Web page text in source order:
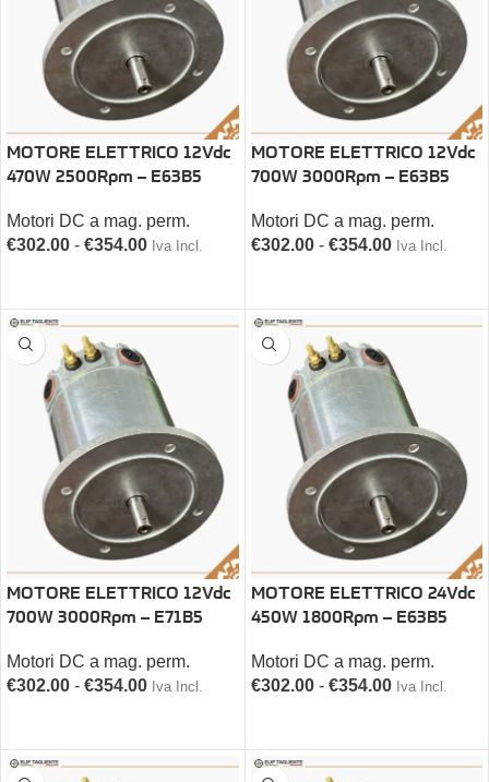
MOTORE ELETTRICO 12Vdc
470W 2500Rpm – E63B5
Motori DC a mag. perm.
€302.00 - €354.00 Iva Incl.
MOTORE ELETTRICO 12Vdc
700W 3000Rpm – E63B5
Motori DC a mag. perm.
€302.00 - €354.00 Iva Incl.
MOTORE ELETTRICO 12Vdc
700W 3000Rpm – E71B5
Motori DC a mag. perm.
€302.00 - €354.00 Iva Incl.
MOTORE ELETTRICO 24Vdc
450W 1800Rpm – E63B5
Motori DC a mag. perm.
€302.00 - €354.00 Iva Incl.